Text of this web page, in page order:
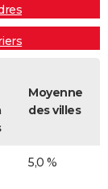
Moyenne
des villes
5,0 %